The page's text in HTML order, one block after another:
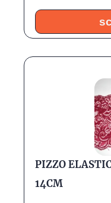
PIZZO
14CM